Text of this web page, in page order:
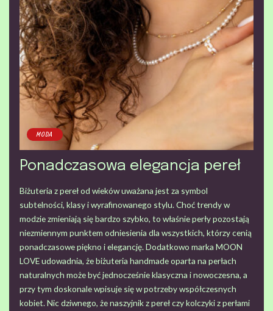
MODA
Ponadczasowa elegancja pereł
Biżuteria z pereł od wieków uważana jest za symbol
subtelności, klasy i wyrafinowanego stylu. Choć trendy w
modzie zmieniają się bardzo szybko, to właśnie perły pozostają
niezmiennym punktem odniesienia dla wszystkich, którzy cenią
ponadczasowe piękno i elegancję. Dodatkowo marka MOON
LOVE udowadnia, że biżuteria handmade oparta na perłach
naturalnych może być jednocześnie klasyczna i nowoczesna, a
przy tym doskonale wpisuje się w potrzeby współczesnych
kobiet. Nic dziwnego, że naszyjnik z pereł czy kolczyki z perłami